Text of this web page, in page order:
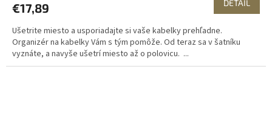
€17,89 DETAIL
Ušetrite miesto a usporiadajte si vaše kabelky prehľadne.
Organizér na kabelky Vám s tým pomôže. Od teraz sa v šatníku
vyznáte, a navyše ušetrí miesto až o polovicu. ...